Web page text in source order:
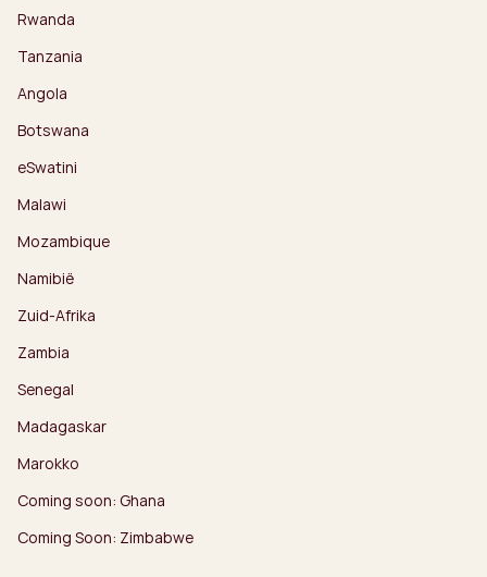
Rwanda
Tanzania
Angola
Botswana
eSwatini
Malawi
Mozambique
Namibië
Zuid-Afrika
Zambia
Senegal
Madagaskar
Marokko
Coming soon: Ghana
Coming Soon: Zimbabwe